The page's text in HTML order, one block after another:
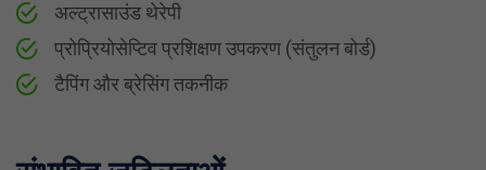
अल्ट्रासाउंड थेरेपी
प्रोप्रियोसेप्टिव प्रशिक्षण उपकरण (संतुलन बोर्ड)
टैपिंग और ब्रेसिंग तकनीक